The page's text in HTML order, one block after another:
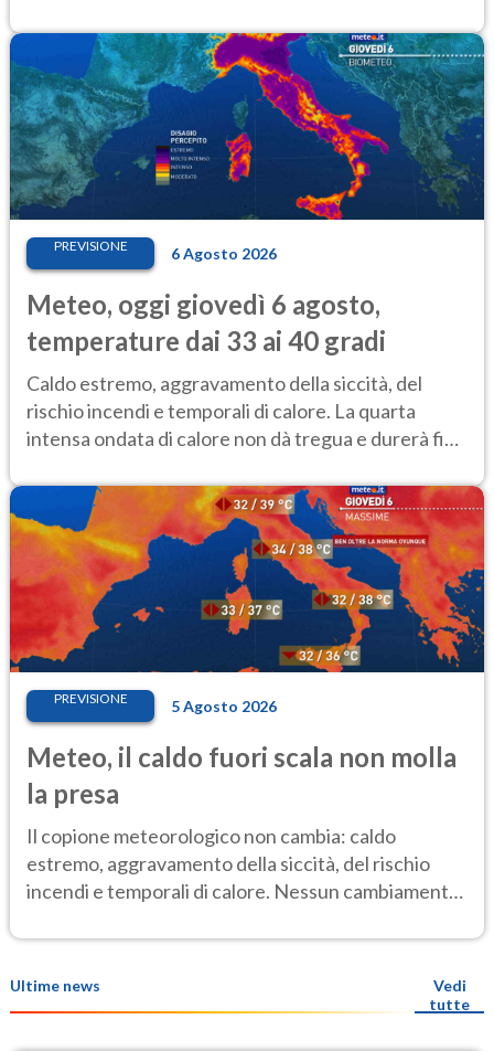
PREVISIONE 6 Agosto 2026
Meteo, oggi giovedì 6 agosto,
temperature dai 33 ai 40 gradi
Caldo estremo, aggravamento della siccità, del
rischio incendi e temporali di calore. La quarta
intensa ondata di calore non dà tregua e durerà fino
PREVISIONE 5 Agosto 2026
Meteo, il caldo fuori scala non molla
la presa
Il copione meteorologico non cambia: caldo
estremo, aggravamento della siccità, del rischio
incendi e temporali di calore. Nessun cambiamento
Ultime news
Vedi
tutte